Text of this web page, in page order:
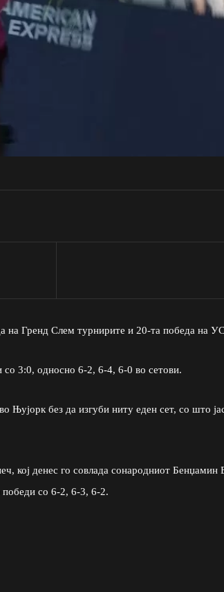
на Гренд Слем турнирите и 20-та победа на
со 3:0, односно 6-2, 6-4, 6-0 во сетови.
без да изгуби ниту еден сет, со што
кој денес го совлада сонародниот Бенџамин
победи со 6-2, 6-3, 6-2.